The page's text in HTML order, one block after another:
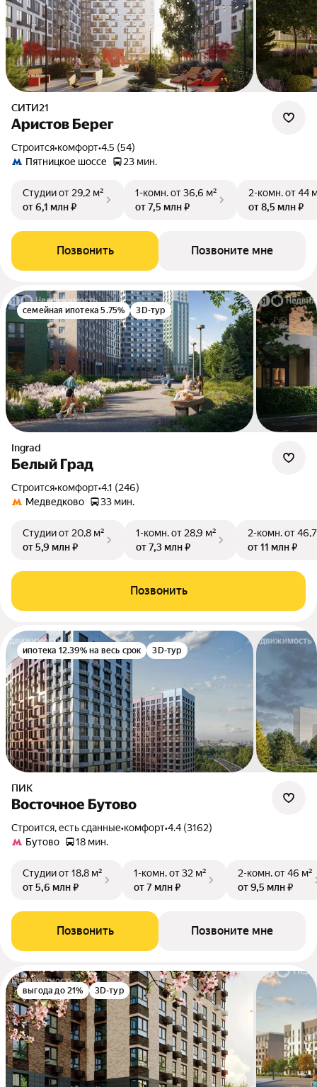
СИТИ21
Аристов Берег
Строится•комфорт•4.5 (54)
Пятницкое шоссе
23 мин.
Студииот 29,2 м²
от 6,1 млн ₽
1-комн.от 36,6 м²
от 7,5 млн ₽
2-комн.от 44
от 8,5 млн ₽
Позвонить Позвоните мне
семейная ипотека 5.75% 3D-тур
Ingrad
Белый Град
Строится•комфорт•4.1 (246)
Медведково
33 мин.
Студииот 20,8 м²
от 5,9 млн ₽
1-комн.от 28,9 м²
от 7,3 млн ₽
2-комн.от
от 11 млн ₽
Позвонить
ипотека 12.39% на весь срок 3D-тур
ПИК
Восточное Бутово
Строится, есть сданные•комфорт•4.4 (3162)
Бутово
18 мин.
Студииот 18,8 м²
от 5,6 млн ₽
1-комн.от 32 м²
от 7 млн ₽
2-комн.от 46 м²
от 9,5 млн ₽
Позвонить Позвоните мне
выгода до 21% 3D-тур